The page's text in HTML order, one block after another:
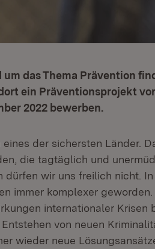
das Thema Prävention
ein Präventionsprojekt
2022 bewerben.
der sichersten Länder.
die tagtäglich und
dürfen wir uns freilich nicht.
immer komplexer
internationaler Krisen
von neuen
wieder neue